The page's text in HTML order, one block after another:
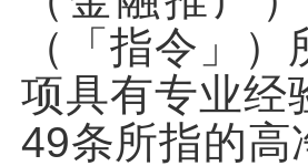
（「指令」
项具有专业经
49条所指的高